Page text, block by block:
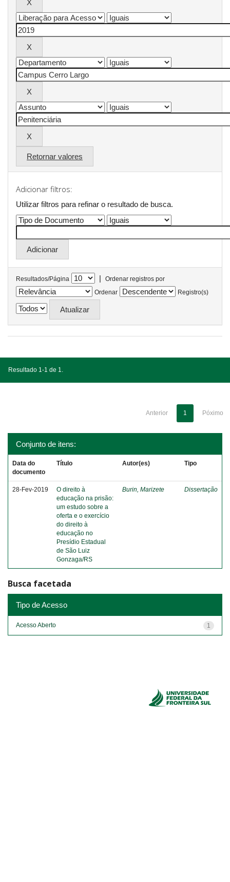
Retornar valores
Adicionar filtros:
Utilizar filtros para refinar o resultado de busca.
Resultados/Página |
Ordenar registros por
Ordenar
Registro(s)
Resultado 1-1 de 1.
Anterior 1 Póximo
Conjunto de itens:
Data do
documento
Título Autor(es) Tipo
28-Fev-2019
O direito à
educação na prisão:
um estudo sobre a
oferta e o exercício
do direito à
educação no
Presídio Estadual
de São Luiz
Gonzaga/RS
Burin, Marizete Dissertação
Busca facetada
Tipo de Acesso
1
Acesso Aberto